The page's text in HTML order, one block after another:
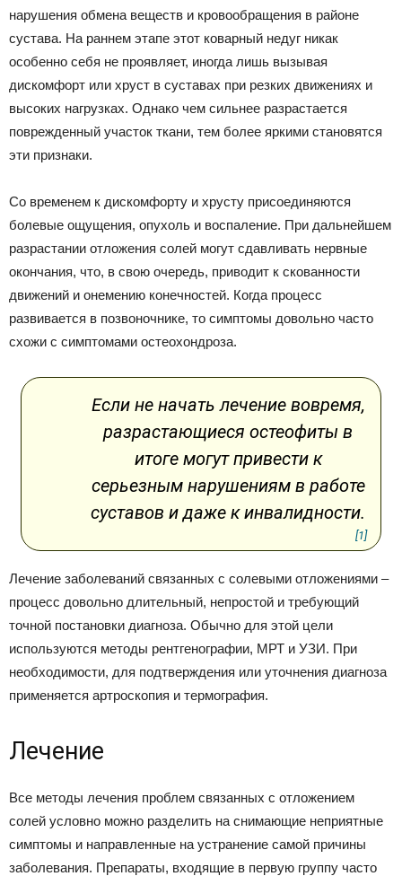
нарушения обмена веществ и кровообращения в районе
сустава. На раннем этапе этот коварный недуг никак
особенно себя не проявляет, иногда лишь вызывая
дискомфорт или хруст в суставах при резких движениях и
высоких нагрузках. Однако чем сильнее разрастается
поврежденный участок ткани, тем более яркими становятся
эти признаки.
Со временем к дискомфорту и хрусту присоединяются
болевые ощущения, опухоль и воспаление. При дальнейшем
разрастании отложения солей могут сдавливать нервные
окончания, что, в свою очередь, приводит к скованности
движений и онемению конечностей. Когда процесс
развивается в позвоночнике, то симптомы довольно часто
схожи с симптомами остеохондроза.
Если не начать лечение вовремя,
разрастающиеся остеофиты в
итоге могут привести к
серьезным нарушениям в работе
суставов и даже к инвалидности.
[1]
Лечение заболеваний связанных с солевыми отложениями –
процесс довольно длительный, непростой и требующий
точной постановки диагноза. Обычно для этой цели
используются методы рентгенографии, МРТ и УЗИ. При
необходимости, для подтверждения или уточнения диагноза
применяется артроскопия и термография.
Лечение
Все методы лечения проблем связанных с отложением
солей условно можно разделить на снимающие неприятные
симптомы и направленные на устранение самой причины
заболевания. Препараты, входящие в первую группу часто